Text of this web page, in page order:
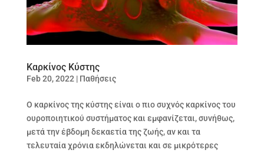
Καρκίνος Κύστης
Feb 20, 2022 | Παθήσεις
Ο καρκίνος της κύστης είναι ο πιο συχνός καρκίνος του
ουροποιητικού συστήματος και εμφανίζεται, συνήθως,
μετά την έβδομη δεκαετία της ζωής, αν και τα
τελευταία χρόνια εκδηλώνεται και σε μικρότερες